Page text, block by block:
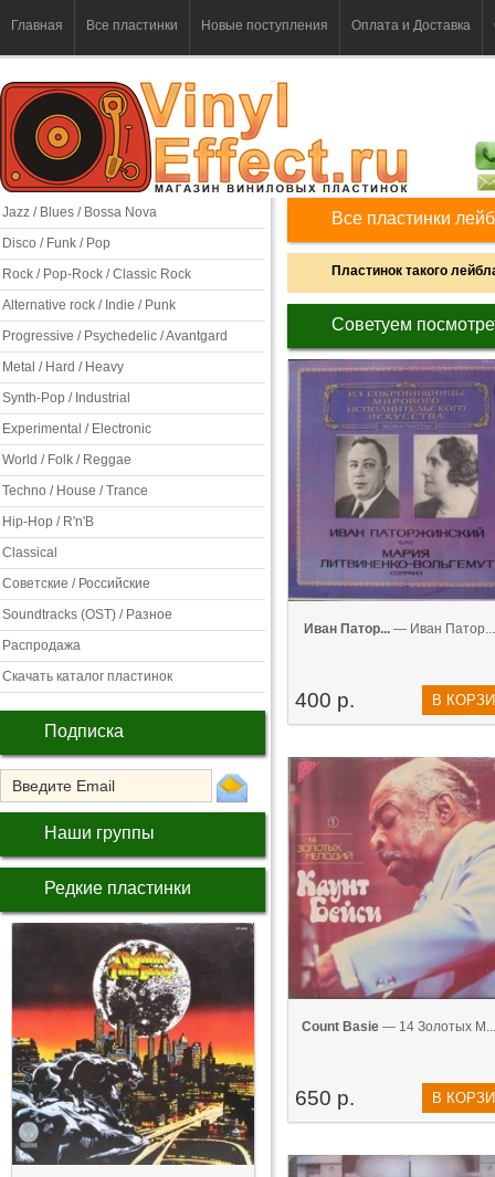
Главная Все пластинки Новые поступления Оплата и Доставка
Jazz / Blues / Bossa Nova
Disco / Funk / Pop
Rock / Pop-Rock / Classic Rock
Alternative rock / Indie / Punk
Progressive / Psychedelic / Avantgard
Metal / Hard / Heavy
Synth-Pop / Industrial
Experimental / Electronic
World / Folk / Reggae
Techno / House / Trance
Hip-Hop / R'n'B
Classical
Советские / Российские
Soundtracks (OST) / Разное
Распродажа
Скачать каталог пластинок
Подписка
Наши группы
Редкие пластинки
Все пластинки
Пластинок такого
Советуем
Иван Патор...— Иван Патор...
400 р. В
Count Basie — 14 Золотых
650 р. В